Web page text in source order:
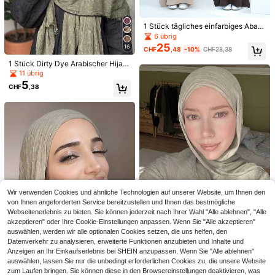
12
1 Stück Damen klassischer einfarbi
ger eleganter Sofort-Turban-Kopftu
ch mit einer Lage und verdrehtem D
esign, modischer eleganter langer Q
uasten-Kopfumwickler, rutschfest,
schweißabsorbierend, atmungsakti
v, bequemer weicher Modal Premiu
m Strickstoff Hijab Hut, geeignet für
t und Outdoor-Ausflüge
,27 -2% CHF4,38
5
LAN YNG
1 Stück geometrisches Linien-Must
er Faux-Seide 60cm Quadrat Scha
l/Bandana, vielseitiges Accessoire f
ür den täglichen Gebrauch, geeigne
t für Männer und Frauen, Frühling/S
ommer
CHF2 -3% CHF2,88
16
1 Stück Dirty Dye Arabischer Hijab,
dünn, einfarbig, leicht, lässig, lange
r Schal, geeignet für den täglichen
Gebrauch, geriffelt
11 übrig
CHF5 ,38
1 Stück tägliches einfarbiges Abay
a mit Fledermausärmeln und Taillen
band, bescheidenes & elegantes la
nges Kleid, für den täglichen Gebra
6 übrig
CHF25 ,48 -10% CHF28,38
1 Stück Dirty Wash Arabischer Hija
b, dünner einfarbiger leichter lässig
er langer Schal, geeignet für den tä
glichen Gebrauch, Raffeld Hijab
CHF4,58
Wir verwenden Cookies und ähnliche Technologien auf unserer Website, um Ihnen den
von Ihnen angeforderten Service bereitzustellen und Ihnen das bestmögliche
Webseitenerlebnis zu bieten. Sie können jederzeit nach Ihrer Wahl "Alle ablehnen", "Alle
akzeptieren" oder Ihre Cookie-Einstellungen anpassen. Wenn Sie "Alle akzeptieren"
auswählen, werden wir alle optionalen Cookies setzen, die uns helfen, den
Datenverkehr zu analysieren, erweiterte Funktionen anzubieten und Inhalte und
Anzeigen an Ihr Einkaufserlebnis bei SHEIN anzupassen. Wenn Sie "Alle ablehnen"
auswählen, lassen Sie nur die unbedingt erforderlichen Cookies zu, die unsere Website
zum Laufen bringen. Sie können diese in den Browsereinstellungen deaktivieren, was